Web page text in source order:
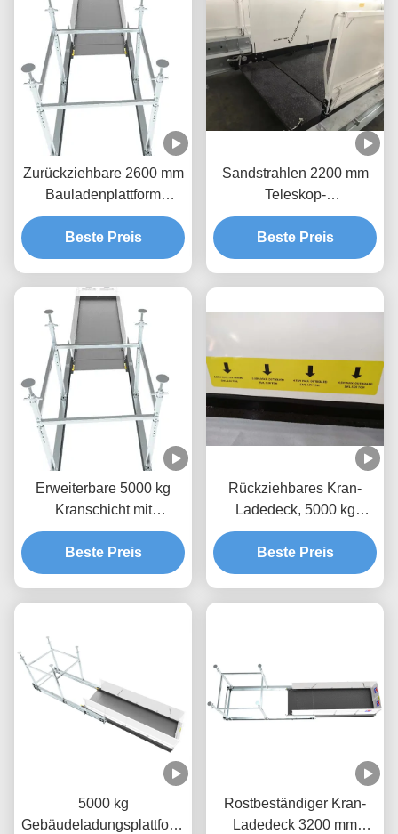
Zurückziehbare 2600 mm
Bauladenplattform
Korrosionsschutz
Beste Preis
Sandstrahlen 2200 mm
Teleskop-
Ladungsplattform für
Gebäude
Beste Preis
Erweiterbare 5000 kg
Kranschicht mit
Epoxidfarbe MLP2800-H
Beste Preis
Rückziehbares Kran-
Ladedeck, 5000 kg
Stoffhebeplattform
Beste Preis
5000 kg
Gebäudeladungsplattform
Rostbeständiger Kran-
Ladedeck 3200 mm